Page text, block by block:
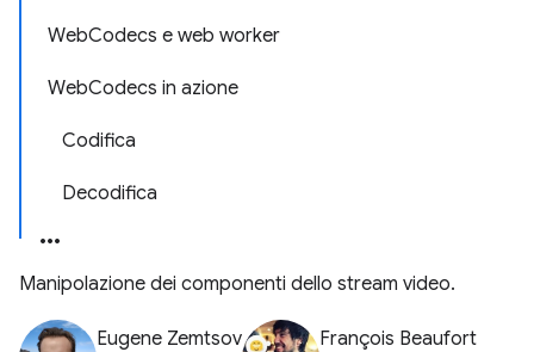
WebCodecs e web worker
WebCodecs in azione
Codifica
Decodifica
Manipolazione dei componenti dello stream video.
Eugene Zemtsov François Beaufort